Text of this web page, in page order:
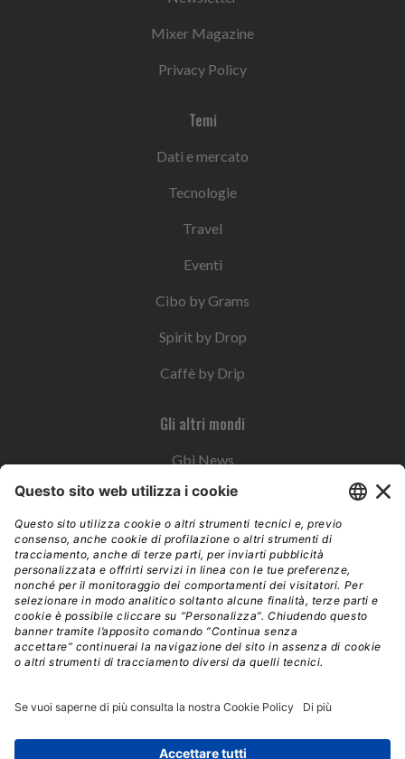
Mixer Magazine
Privacy Policy
Temi
Dati e mercato
Tecnologie
Travel
Eventi
Cibo by Grams
Spirit by Drop
Caffè by Drip
Gli altri mondi
Gbi News
Instoremag
Esplora il gruppo
Edra Edizioni
Edizioni LSWR
LSWR Group
Mixer è un prodotto del network Edra Edizioni. Direzione, amministrazione,